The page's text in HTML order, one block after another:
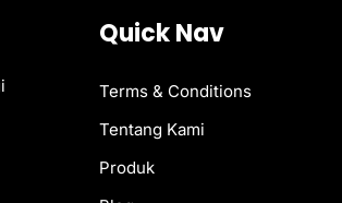
Quick Nav
Terms & Conditions
Tentang Kami
Produk